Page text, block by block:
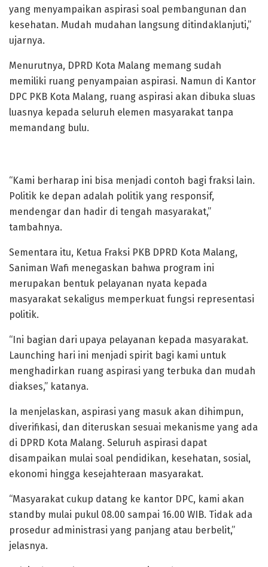
yang menyampaikan aspirasi soal pembangunan dan
kesehatan. Mudah mudahan langsung ditindaklanjuti,”
ujarnya.
Menurutnya, DPRD Kota Malang memang sudah
memiliki ruang penyampaian aspirasi. Namun di Kantor
DPC PKB Kota Malang, ruang aspirasi akan dibuka sluas
luasnya kepada seluruh elemen masyarakat tanpa
memandang bulu.
“Kami berharap ini bisa menjadi contoh bagi fraksi lain.
Politik ke depan adalah politik yang responsif,
mendengar dan hadir di tengah masyarakat,”
tambahnya.
Sementara itu, Ketua Fraksi PKB DPRD Kota Malang,
Saniman Wafi menegaskan bahwa program ini
merupakan bentuk pelayanan nyata kepada
masyarakat sekaligus memperkuat fungsi representasi
politik.
“Ini bagian dari upaya pelayanan kepada masyarakat.
Launching hari ini menjadi spirit bagi kami untuk
menghadirkan ruang aspirasi yang terbuka dan mudah
diakses,” katanya.
Ia menjelaskan, aspirasi yang masuk akan dihimpun,
diverifikasi, dan diteruskan sesuai mekanisme yang ada
di DPRD Kota Malang. Seluruh aspirasi dapat
disampaikan mulai soal pendidikan, kesehatan, sosial,
ekonomi hingga kesejahteraan masyarakat.
“Masyarakat cukup datang ke kantor DPC, kami akan
standby mulai pukul 08.00 sampai 16.00 WIB. Tidak ada
prosedur administrasi yang panjang atau berbelit,”
jelasnya.